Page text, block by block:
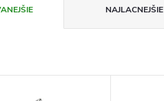
NAJLACNEJŠIE